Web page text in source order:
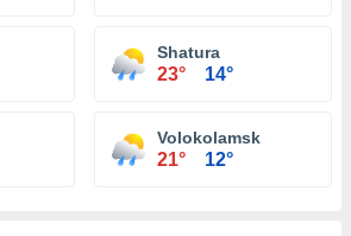
Shatura
23° 14°
Volokolamsk
21° 12°